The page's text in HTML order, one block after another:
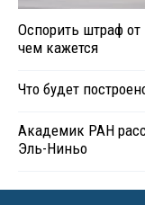
Оспорить штраф
чем кажется
Что будет
Академик РАН
Эль-Ниньо